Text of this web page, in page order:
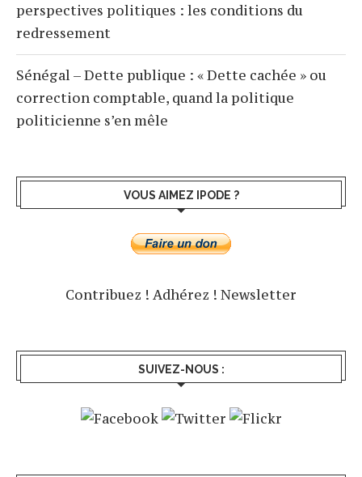
perspectives politiques : les conditions du
redressement
Sénégal – Dette publique : « Dette cachée » ou
correction comptable, quand la politique
politicienne s’en mêle
VOUS AIMEZ IPODE ?
Contribuez ! Adhérez ! Newsletter
SUIVEZ-NOUS :